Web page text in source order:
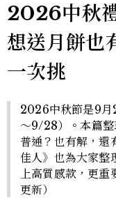
2026中秋
想送月餅也
一次挑
2026中秋節是9月
～9/28）。本篇
普通？也有解，還
佳人》也為大家整
上高質感款，更
更新）